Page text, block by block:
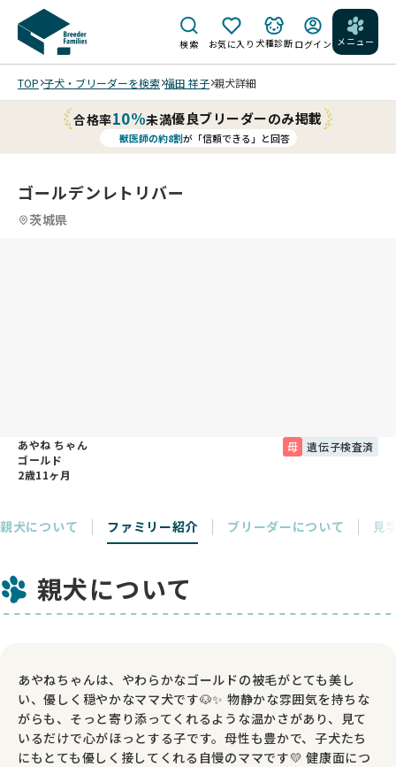
検索 お気に入り 犬種診断 ログイン メニュー
TOP 子犬・ブリーダーを検索 福田 祥子 親犬詳細
合格率10%未満優良ブリーダーのみ掲載
獣医師の約8割が「信頼できる」と回答
ゴールデンレトリバー
茨城県
あやね ちゃん
ゴールド
2歳11ヶ月
母 遺伝子検査済
親犬について ファミリー紹介 ブリーダーについて 見
親犬について
あやねちゃんは、やわらかなゴールドの被毛がとても美し
い、優しく穏やかなママ犬です🐶✨ 物静かな雰囲気を持ちな
がらも、そっと寄り添ってくれるような温かさがあり、見て
いるだけで心がほっとする子です。母性も豊かで、子犬たち
にもとても優しく接してくれる自慢のママです💛 健康面につ